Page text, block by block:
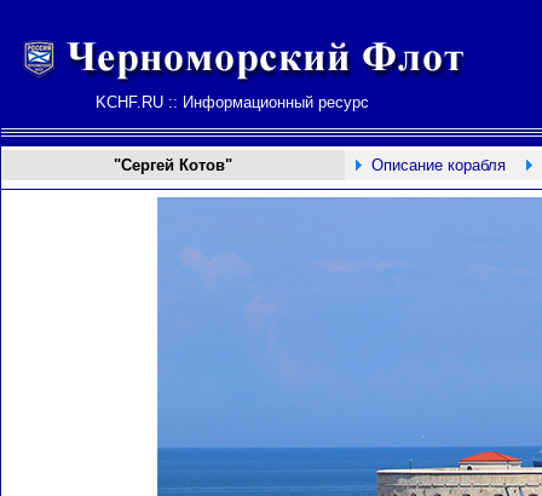
KCHF.RU :: Информационный ресурс
"Сергей Котов" Описание корабля